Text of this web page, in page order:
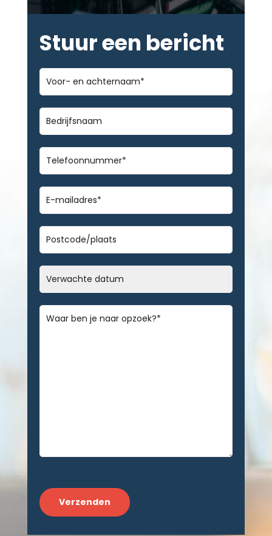
Stuur een bericht
Voor-
en
achternaam*
Bedrijfsnaam
Telefoonnummer*
E-
mailadres*
Geen
titel
Datum
MM
DD
Bericht*